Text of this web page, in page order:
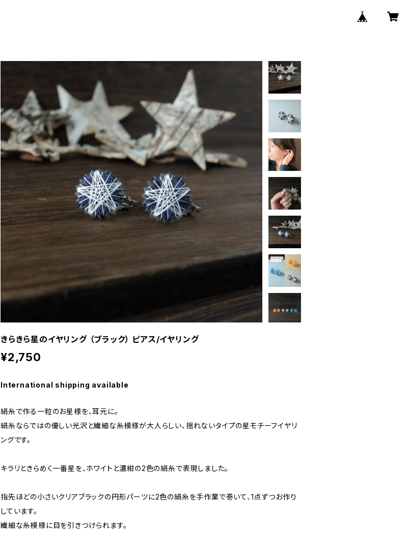
きらきら星のイヤリング （ブラック） ピアス/イヤリング
¥2,750
International shipping available
絹糸で作る一粒のお星様を、耳元に。
絹糸ならではの優しい光沢と繊細な糸模様が大人らしい、揺れないタイプの星モチーフイヤリ
ングです。
キラリときらめく一番星を、ホワイトと濃紺の2色の絹糸で表現しました。
指先ほどの小さいクリアブラックの円形パーツに2色の絹糸を手作業で巻いて、1点ずつお作り
しています。
繊細な糸模様に目を引きつけられます。